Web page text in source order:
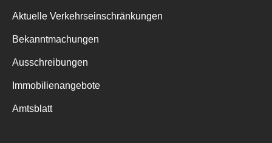
Aktuelle Verkehrseinschränkungen
Bekanntmachungen
Ausschreibungen
Immobilienangebote
Amtsblatt